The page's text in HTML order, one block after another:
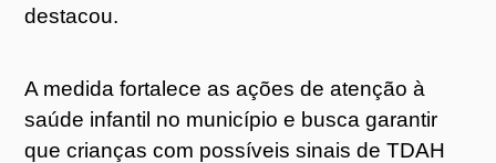
destacou.
A medida fortalece as ações de atenção à
saúde infantil no município e busca garantir
que crianças com possíveis sinais de TDAH